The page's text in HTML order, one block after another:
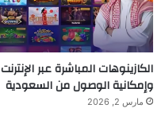
الكازينوهات المباشرة عبر الإنترنت
وإمكانية الوصول من السعودية
مارس 2, 2026